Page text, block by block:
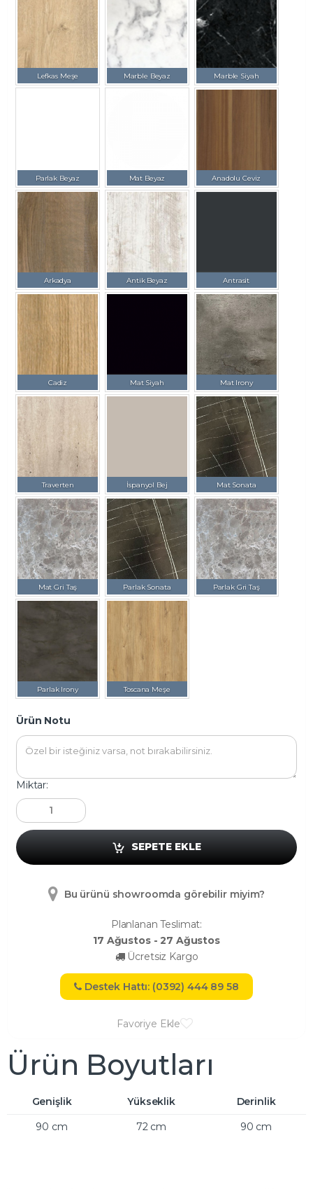
Lefkas Meşe Marble Beyaz Marble Siyah
Parlak Beyaz Mat Beyaz Anadolu Ceviz
Arkadya Antik Beyaz Antrasit
Cadiz Mat Siyah Mat Irony
Traverten İspanyol Bej Mat Sonata
Mat Gri Taş Parlak Sonata Parlak Gri Taş
Parlak Irony Toscana Meşe
Ürün Notu
Miktar:
SEPETE EKLE
Bu ürünü showroomda görebilir miyim?
Planlanan Teslimat:
17 Ağustos - 27 Ağustos
Ücretsiz Kargo
Destek Hattı: (0392) 444 89 58
Favoriye Ekle
Ürün Boyutları
Genişlik Yükseklik
Derinlik
90 cm
72 cm 90 cm